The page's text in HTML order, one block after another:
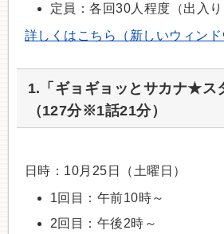
定員：各回30人程度（出入り
詳しくはこちら（新しいウィンド
1.「ギョギョッとサカナ★ス
（127分※1話21分）
日時：10月25日（土曜日）
1回目：午前10時～
2回目：午後2時～